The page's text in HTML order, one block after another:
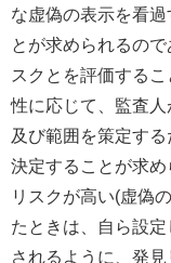
な虚偽の表示を看
とが求められるの
スクとを評価する
性に応じて、監査
及び範囲を策定す
決定することが求
リスクが高い(虚偽
たときは、自ら設
されるように、発